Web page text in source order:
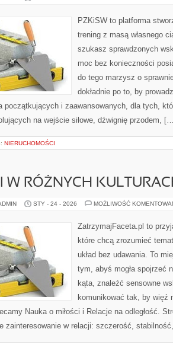
PZKiSW to platforma
trening z masą własnego
szukasz sprawdzonych
moc bez konieczności
do tego marzysz o
dokładnie po to, by
początkujących i zaawansowanych, dla tych,
na wejście siłowe, dźwignię przodem,
NIERUCHOMOŚCI
W RÓŻNYCH
STY - 24 - 2026 MOŻLIWOŚĆ
ZatrzymajFaceta.pl to
które chcą zrozumieć
układ bez udawania. To
tym, abyś mogła spojrzeć
kąta, znaleźć sensowne
komunikować tak, by więź
Nauka o miłości i Relacje na odległość.
zainteresowanie w relacji: szczerość,